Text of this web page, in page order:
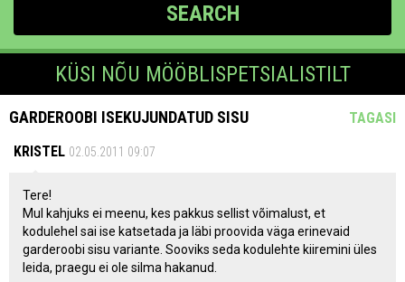
SEARCH
KÜSI NÕU MÖÖBLISPETSIALISTILT
GARDEROOBI ISEKUJUNDATUD SISU
TAGASI
KRISTEL 02.05.2011 09:07
Tere!
Mul kahjuks ei meenu, kes pakkus sellist võimalust, et
kodulehel sai ise katsetada ja läbi proovida väga erinevaid
garderoobi sisu variante. Sooviks seda kodulehte kiiremini üles
leida, praegu ei ole silma hakanud.